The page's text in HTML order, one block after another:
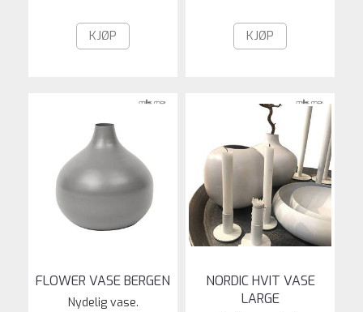
KJØP KJØP
FLOWER VASE BERGEN
Nydelig vase.
NORDIC HVIT VASE
LARGE